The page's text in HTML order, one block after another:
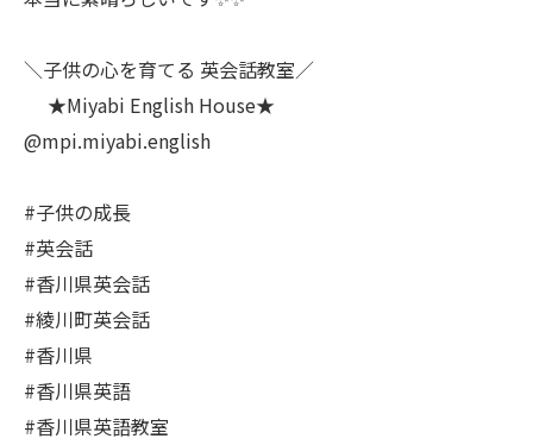
＼子供の心を育てる 英会話教室／
★Miyabi English House★
@mpi.miyabi.english
#子供の成長
#英会話
#香川県英会話
#綾川町英会話
#香川県
#香川県英語
#香川県英語教室